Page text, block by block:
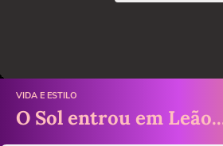
VIDA E ESTILO
O Sol entrou em